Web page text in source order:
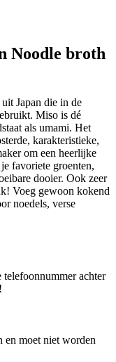
Noodle broth
Japan die in de
Miso is dé
als umami. Het
karakteristieke,
om een heerlijke
favoriete groenten,
dooier. Ook zeer
Voeg gewoon kokend
noedels, verse
achter
en moet niet worden